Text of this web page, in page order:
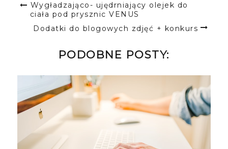
Wygładzająco- ujędrniający olejek do
ciała pod prysznic VENUS
Dodatki do blogowych zdjęć + konkurs
PODOBNE POSTY: